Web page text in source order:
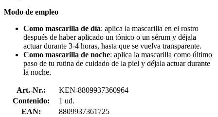
Modo de empleo
Como mascarilla de día: aplica la mascarilla en el rostro
después de haber aplicado un tónico o un sérum y déjala
actuar durante 3-4 horas, hasta que se vuelva transparente.
Como mascarilla de noche: aplica la mascarilla como último
paso de tu rutina de cuidado de la piel y déjala actuar durante
la noche.
Art.-Nr.:
KEN-8809937360964
Contenido:
1 ud.
EAN:
8809937361725